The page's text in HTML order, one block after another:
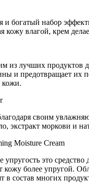
и богатый набор
влагой, крем
из лучших продуктов
и предотвращает их
кожи.
своим
экстракт моркови и
Moisture Cream
это
кожу более упругой.
в состав многих